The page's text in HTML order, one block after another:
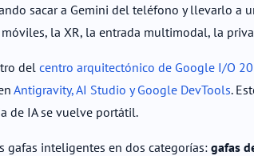
sacar a Gemini del teléfono y llevarlo a
la XR, la entrada multimodal, la
del centro arquitectónico de Google I/O
Antigravity, AI Studio y Google DevTools.
de IA se vuelve portátil.
gafas inteligentes en dos categorías: gafas